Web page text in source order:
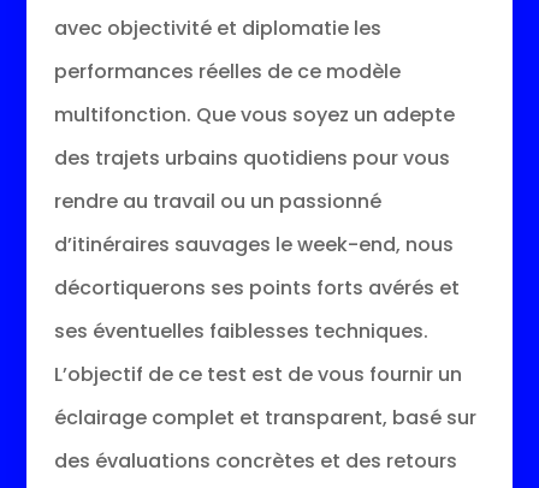
avec objectivité et diplomatie les
performances réelles de ce modèle
multifonction. Que vous soyez un adepte
des trajets urbains quotidiens pour vous
rendre au travail ou un passionné
d’itinéraires sauvages le week-end, nous
décortiquerons ses points forts avérés et
ses éventuelles faiblesses techniques.
L’objectif de ce test est de vous fournir un
éclairage complet et transparent, basé sur
des évaluations concrètes et des retours